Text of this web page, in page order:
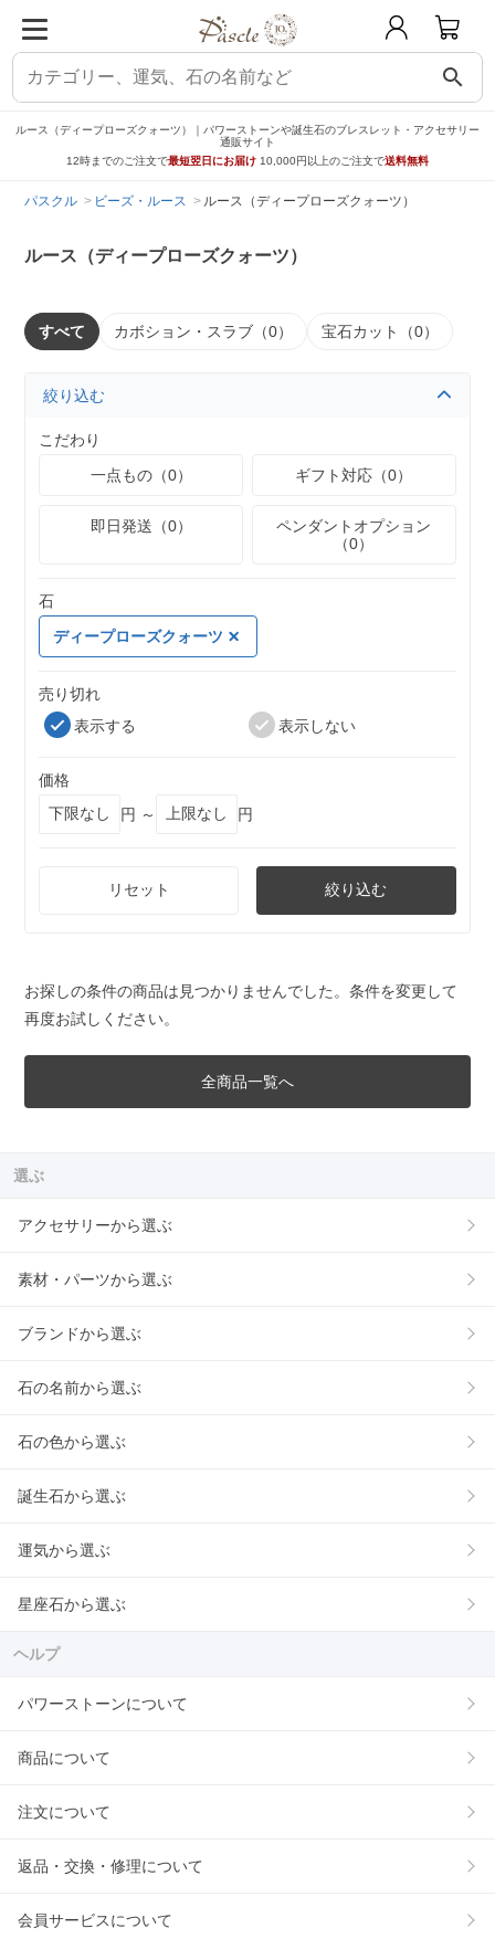
search
ルース（ディープローズクォーツ）｜パワーストーンや誕生石のブレスレット・アクセサリー
通販サイト
12時までのご注文で最短翌日にお届け 10,000円以上のご注文で送料無料
パスクル ビーズ・ルース ルース（ディープローズクォーツ）
ルース（ディープローズクォーツ）
すべて カボション・スラブ（0） 宝石カット（0）
絞り込む
こだわり
一点もの（0）
ギフト対応（0）
即日発送（0）
ペンダントオプション
（0）
石
ディープローズクォーツ
売り切れ
表示する
表示しない
価格
円 ～
円
リセット 絞り込む
お探しの条件の商品は見つかりませんでした。条件を変更して
再度お試しください。
全商品一覧へ
選ぶ
アクセサリーから選ぶ
素材・パーツから選ぶ
ブランドから選ぶ
石の名前から選ぶ
石の色から選ぶ
誕生石から選ぶ
運気から選ぶ
星座石から選ぶ
ヘルプ
パワーストーンについて
商品について
注文について
返品・交換・修理について
会員サービスについて